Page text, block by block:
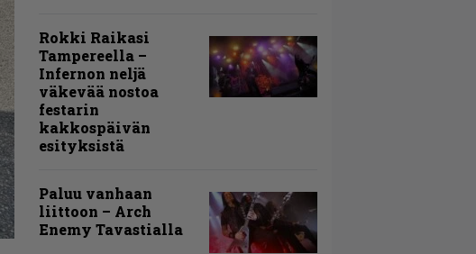
Rokki Raikasi
Tampereella –
Infernon neljä
väkevää nostoa
festarin
kakkospäivän
esityksistä
Paluu vanhaan
liittoon – Arch
Enemy Tavastialla